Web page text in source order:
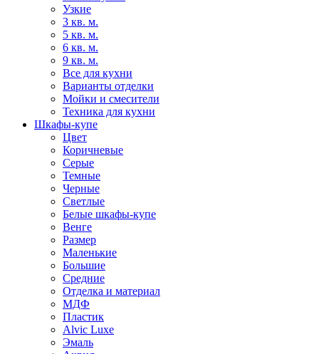
Узкие
3 кв. м.
5 кв. м.
6 кв. м.
9 кв. м.
Все для кухни
Варианты отделки
Мойки и смесители
Техника для кухни
Шкафы-купе
Цвет
Коричневые
Серые
Темные
Черные
Светлые
Белые шкафы-купе
Венге
Размер
Маленькие
Большие
Средние
Отделка и материал
МДФ
Пластик
Alvic Luxe
Эмаль